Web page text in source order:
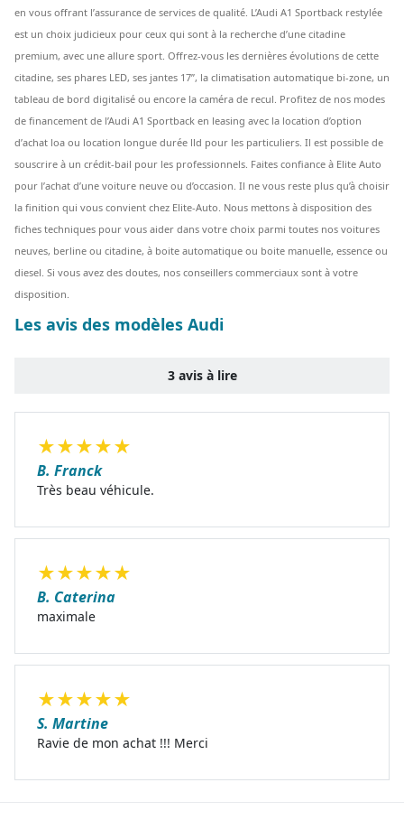
en vous offrant l’assurance de services de qualité. L’Audi A1 Sportback restylée
est un choix judicieux pour ceux qui sont à la recherche d’une citadine
premium, avec une allure sport. Offrez-vous les dernières évolutions de cette
citadine, ses phares LED, ses jantes 17’’, la climatisation automatique bi-zone, un
tableau de bord digitalisé ou encore la caméra de recul. Profitez de nos modes
de financement de l’Audi A1 Sportback en leasing avec la location d’option
d’achat loa ou location longue durée lld pour les particuliers. Il est possible de
souscrire à un crédit-bail pour les professionnels. Faites confiance à Elite Auto
pour l’achat d’une voiture neuve ou d’occasion. Il ne vous reste plus qu’à choisir
la finition qui vous convient chez Elite-Auto. Nous mettons à disposition des
fiches techniques pour vous aider dans votre choix parmi toutes nos voitures
neuves, berline ou citadine, à boite automatique ou boite manuelle, essence ou
diesel. Si vous avez des doutes, nos conseillers commerciaux sont à votre
disposition.
Les avis des modèles Audi
3 avis à lire
★★★★★
B. Franck
Très beau véhicule.
★★★★★
B. Caterina
maximale
★★★★★
S. Martine
Ravie de mon achat !!! Merci